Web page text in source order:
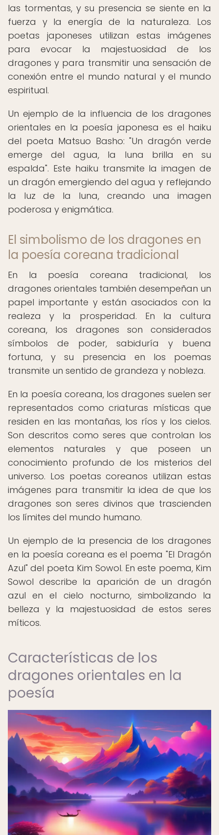
las tormentas, y su presencia se siente en la
fuerza y la energía de la naturaleza. Los
poetas japoneses utilizan estas imágenes
para evocar la majestuosidad de los
dragones y para transmitir una sensación de
conexión entre el mundo natural y el mundo
espiritual.
Un ejemplo de la influencia de los dragones
orientales en la poesía japonesa es el haiku
del poeta Matsuo Basho: "Un dragón verde
emerge del agua, la luna brilla en su
espalda". Este haiku transmite la imagen de
un dragón emergiendo del agua y reflejando
la luz de la luna, creando una imagen
poderosa y enigmática.
El simbolismo de los dragones en
la poesía coreana tradicional
En la poesía coreana tradicional, los
dragones orientales también desempeñan un
papel importante y están asociados con la
realeza y la prosperidad. En la cultura
coreana, los dragones son considerados
símbolos de poder, sabiduría y buena
fortuna, y su presencia en los poemas
transmite un sentido de grandeza y nobleza.
En la poesía coreana, los dragones suelen ser
representados como criaturas místicas que
residen en las montañas, los ríos y los cielos.
Son descritos como seres que controlan los
elementos naturales y que poseen un
conocimiento profundo de los misterios del
universo. Los poetas coreanos utilizan estas
imágenes para transmitir la idea de que los
dragones son seres divinos que trascienden
los límites del mundo humano.
Un ejemplo de la presencia de los dragones
en la poesía coreana es el poema "El Dragón
Azul" del poeta Kim Sowol. En este poema, Kim
Sowol describe la aparición de un dragón
azul en el cielo nocturno, simbolizando la
belleza y la majestuosidad de estos seres
míticos.
Características de los
dragones orientales en la
poesía